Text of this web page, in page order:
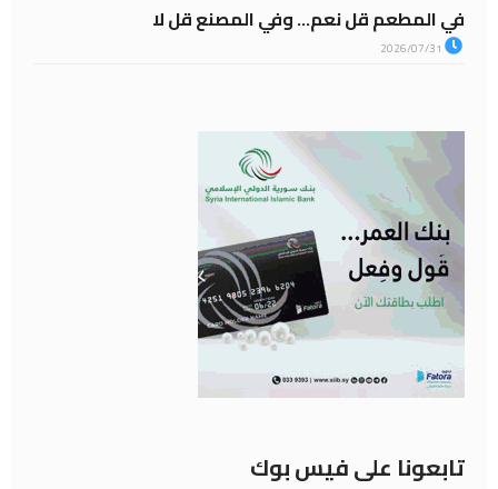
في المطعم قل نعم… وفي المصنع قل لا
تابعونا على فيس بوك